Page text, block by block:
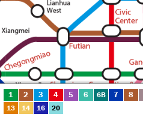
1 2 3 4 5 6 6B 7 8
13
14 16 20